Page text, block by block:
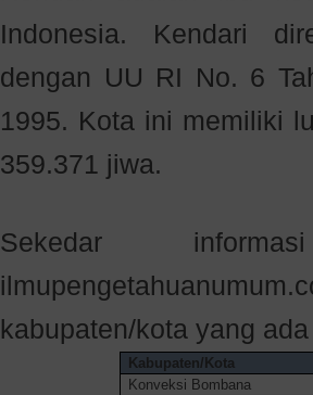
Indonesia. Kendari
dengan UU RI No. 6
1995. Kota ini memiliki
359.371 jiwa.
Sekedar
kabupaten/kota yang
Kabupaten/Kota
Konveksi Bombana